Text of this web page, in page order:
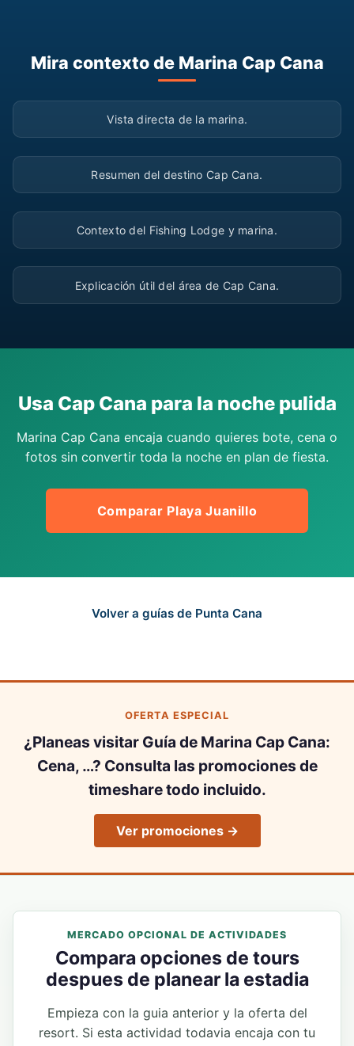
Mira contexto de Marina Cap Cana
▶
Vista directa de la marina.
▶
Resumen del destino Cap Cana.
▶
Contexto del Fishing Lodge y marina.
▶
Explicación útil del área de Cap Cana.
Usa Cap Cana para la noche pulida
Marina Cap Cana encaja cuando quieres bote, cena o
fotos sin convertir toda la noche en plan de fiesta.
Comparar Playa Juanillo
Volver a guías de Punta Cana
OFERTA ESPECIAL
¿Planeas visitar Guía de Marina Cap Cana:
Cena, …? Consulta las promociones de
timeshare todo incluido.
Ver promociones →
MERCADO OPCIONAL DE ACTIVIDADES
Compara opciones de tours
despues de planear la estadia
Empieza con la guia anterior y la oferta del
resort. Si esta actividad todavia encaja con tu